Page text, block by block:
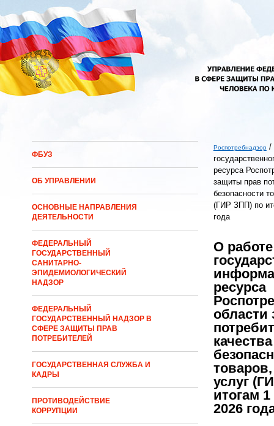
Перейти к основному содержанию
ФБУЗ
ОБ УПРАВЛЕНИИ
ОСНОВНЫЕ НАПРАВЛЕНИЯ
ДЕЯТЕЛЬНОСТИ
ФЕДЕРАЛЬНЫЙ
ГОСУДАРСТВЕННЫЙ
САНИТАРНО-
ЭПИДЕМИОЛОГИЧЕСКИЙ
НАДЗОР
ФЕДЕРАЛЬНЫЙ
ГОСУДАРСТВЕННЫЙ НАДЗОР В
СФЕРЕ ЗАЩИТЫ ПРАВ
ПОТРЕБИТЕЛЕЙ
ГОСУДАРСТВЕННАЯ СЛУЖБА И
КАДРЫ
ПРОТИВОДЕЙСТВИЕ
КОРРУПЦИИ
Вы здесь
Роспотребнадзор /
ресурса
защиты прав
безопасности
(ГИР ЗПП) по
года
О работе
ресурса
услуг
итогам
2026